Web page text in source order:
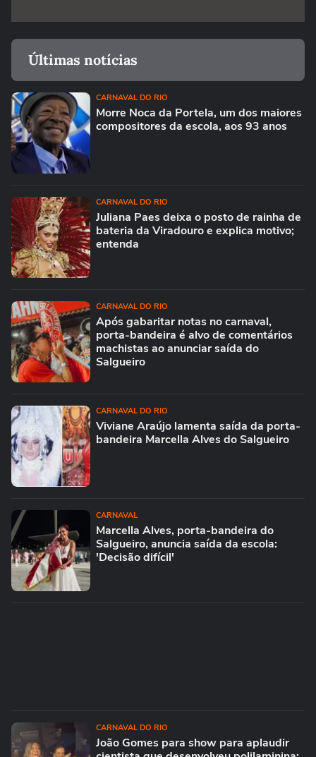
Últimas notícias
CARNAVAL DO RIO
Morre Noca da Portela, um dos maiores
compositores da escola, aos 93 anos
CARNAVAL DO RIO
Juliana Paes deixa o posto de rainha de
bateria da Viradouro e explica motivo;
entenda
CARNAVAL DO RIO
Após gabaritar notas no carnaval,
porta-bandeira é alvo de comentários
machistas ao anunciar saída do
Salgueiro
CARNAVAL DO RIO
Viviane Araújo lamenta saída da porta-
bandeira Marcella Alves do Salgueiro
CARNAVAL
Marcella Alves, porta-bandeira do
Salgueiro, anuncia saída da escola:
'Decisão difícil'
CARNAVAL DO RIO
João Gomes para show para aplaudir